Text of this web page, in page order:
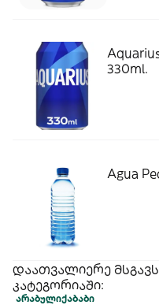
330ml.
Agua
დაათვალიერე
კატეგორიაში:
არაბულიქაბაბი